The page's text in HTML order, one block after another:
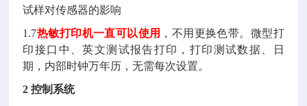
试样对传感器的影响
1.7热敏打印机一直可以使用 ，不用更换色带。微型打
印接口中、英文测试报告打印，打印测试数据、日
期，内部时钟万年历，无需每次设置。
2 控制系统